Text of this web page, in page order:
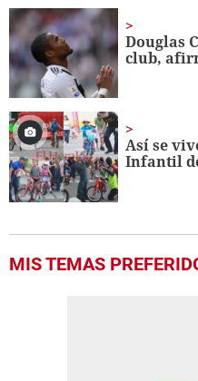
Douglas
club,
Así se
Infantil
MIS TEMAS